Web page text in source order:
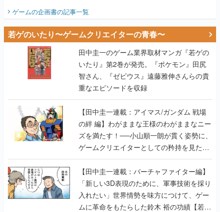
ゲームの企画書の記事一覧
若ゲのいたり〜ゲームクリエイターの青春〜
田中圭一のゲーム業界取材マンガ『若ゲの
いたり』第2巻が発売。『ポケモン』田尻
智さん、『ゼビウス』遠藤雅伸さんらの貴
重なエピソードを収録
【田中圭一連載：アイマス/ガンダム 戦場
の絆 編】わがままな王様のわがままなニー
ズを満たす！──小山順一朗が貫く姿勢に、
ゲームクリエイターとしての矜持を見た
【若ゲのいたり最終回】
【田中圭一連載：バーチャファイター編】
「新しい3D表現のために、軍事技術を採り
入れたい」世界情勢を味方につけて、ゲー
ムに革命をもたらした鈴木 裕の功績【若ゲ